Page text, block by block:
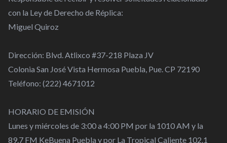
con la Ley de Derecho de Réplica:
Miguel Quiroz
Dirección: Blvd. Atlixco #37-218 Plaza JV
Colonia San José Vista Hermosa Puebla, Pue. CP 72190
Teléfono: (222) 4671012
HORARIO DE EMISIÓN
Lunes y miércoles de 3:00 a 4:00 PM por la 1010 AM y la
89.7 FM KeBuena Puebla y por La Tropical Caliente 102.1